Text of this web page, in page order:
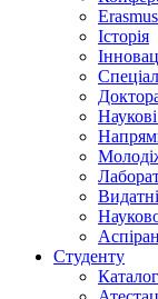
Історія
Студенту